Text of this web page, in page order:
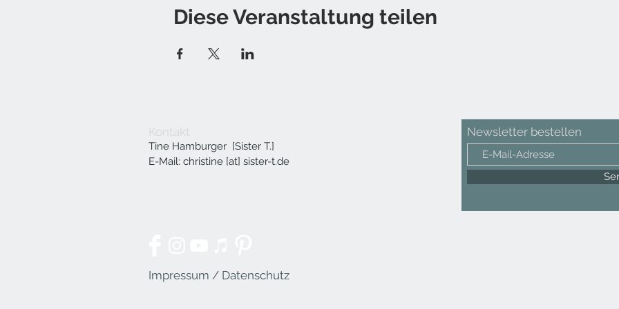
Diese Veranstaltung teilen
Kontakt
Tine Hamburger [Sister T.]
E-Mail: christine [at] sister-t.de
Newsletter bestellen
Impressum / Datenschutz